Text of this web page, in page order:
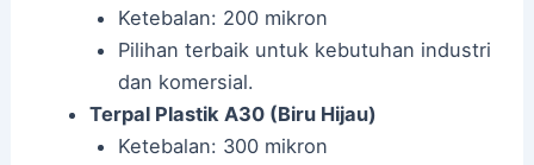
Ketebalan: 200 mikron
Pilihan terbaik untuk kebutuhan industri
dan komersial.
Terpal Plastik A30 (Biru Hijau)
Ketebalan: 300 mikron